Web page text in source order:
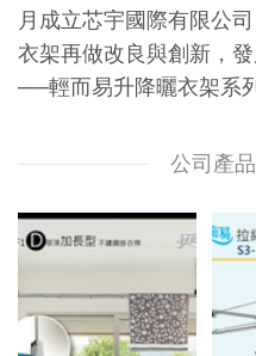
月成立芯宇國際有限公
衣架再做改良與創新，
──輕而易升降曬衣架系
公司產